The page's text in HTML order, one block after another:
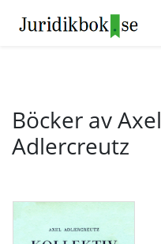
Böcker av Axel
Adlercreutz